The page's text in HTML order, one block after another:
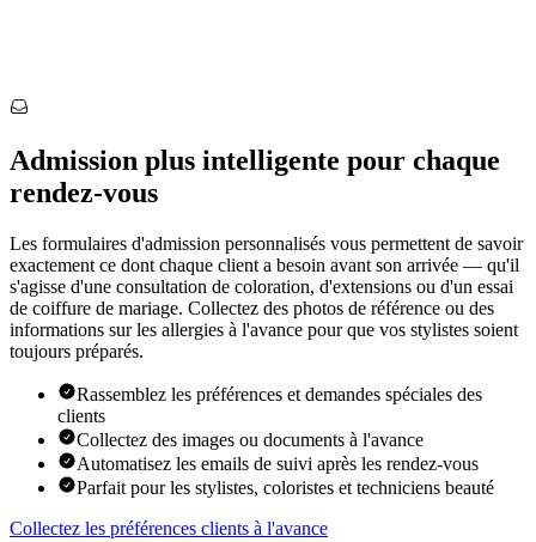
Admission plus intelligente pour chaque
rendez-vous
Les formulaires d'admission personnalisés vous permettent de savoir
exactement ce dont chaque client a besoin avant son arrivée — qu'il
s'agisse d'une consultation de coloration, d'extensions ou d'un essai
de coiffure de mariage. Collectez des photos de référence ou des
informations sur les allergies à l'avance pour que vos stylistes soient
toujours préparés.
Rassemblez les préférences et demandes spéciales des
clients
Collectez des images ou documents à l'avance
Automatisez les emails de suivi après les rendez-vous
Parfait pour les stylistes, coloristes et techniciens beauté
Collectez les préférences clients à l'avance